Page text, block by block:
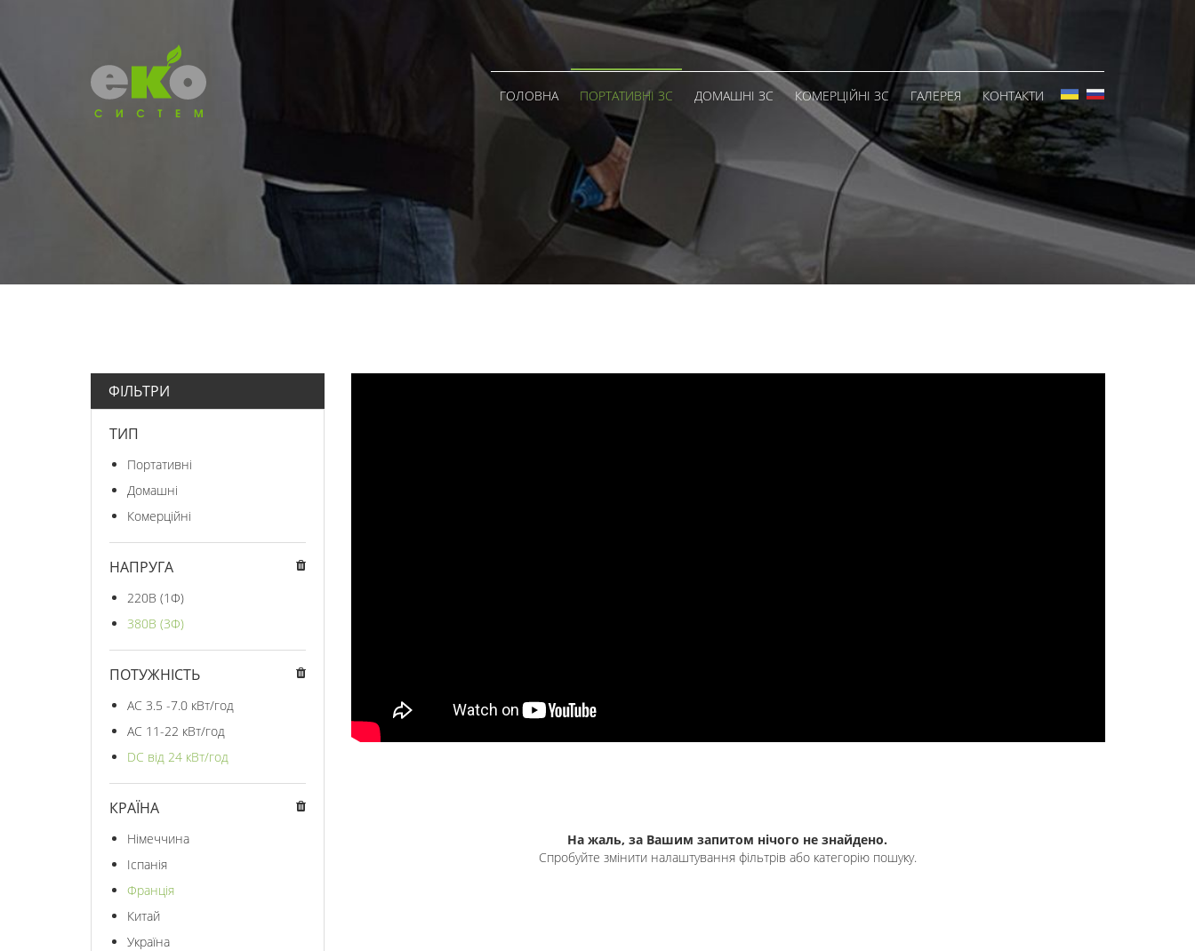
ГОЛОВНА ПОРТАТИВНІ ЗС ДОМАШНІ ЗС КОМЕРЦІЙНІ ЗС ГАЛЕРЕЯ КОНТАКТИ
На жаль, за Вашим запитом нічого не знайдено.
Спробуйте змінити налаштування фільтрів або категорію пошуку.
ФІЛЬТРИ
ТИП
Портативні
Домашні
Комерційні
НАПРУГА
220В (1Ф)
380В (3Ф)
ПОТУЖНІСТЬ
AC 3.5 -7.0 кВт/год
AC 11-22 кВт/год
DC від 24 кВт/год
КРАЇНА
Німеччина
Іспанія
Франція
Китай
Україна